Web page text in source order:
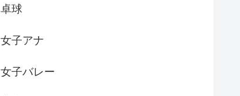
卓球
女子アナ
女子バレー